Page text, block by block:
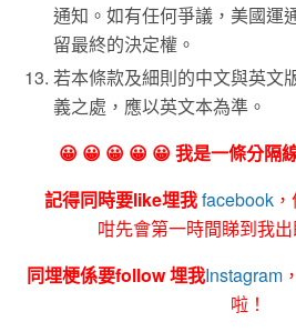
通知。如有任何爭議，美國運
留最終的決定權。
若本條款及細則的中文與英文
義之處，應以英文本為準。
😀 😀 😀 😀 😀 我是一條分隔
記得同時要like埋我facebook
咁先會第一時間睇到我出
同埋梗係要follow 埋我Instagram
啦！